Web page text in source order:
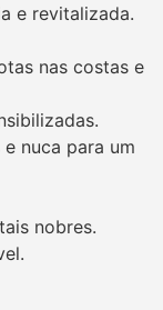
e revitalizada.
nas costas e
nuca para um
nobres.